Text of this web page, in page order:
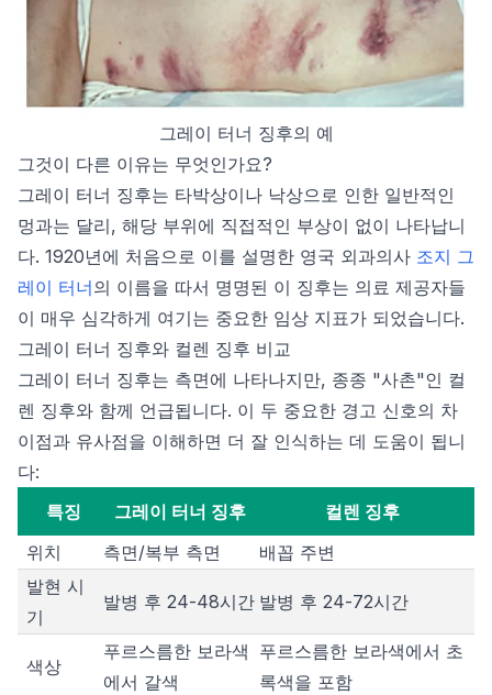
그레이 터너 징후의 예
그것이 다른 이유는 무엇인가요?
그레이 터너 징후는 타박상이나 낙상으로 인한 일반적인
멍과는 달리, 해당 부위에 직접적인 부상이 없이 나타납니
다. 1920년에 처음으로 이를 설명한 영국 외과의사 조지 그
레이 터너의 이름을 따서 명명된 이 징후는 의료 제공자들
이 매우 심각하게 여기는 중요한 임상 지표가 되었습니다.
그레이 터너 징후와 컬렌 징후 비교
그레이 터너 징후는 측면에 나타나지만, 종종 "사촌"인 컬
렌 징후와 함께 언급됩니다. 이 두 중요한 경고 신호의 차
이점과 유사점을 이해하면 더 잘 인식하는 데 도움이 됩니
다:
특징
그레이 터너 징후
컬렌 징후
위치
측면/복부 측면
배꼽 주변
발현 시
기
발병 후 24-48시간 발병 후 24-72시간
색상
푸르스름한 보라색
에서 갈색
푸르스름한 보라색에서 초
록색을 포함